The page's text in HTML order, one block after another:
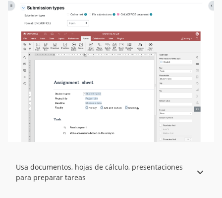
Usa documentos, hojas de cálculo, presentaciones
para preparar tareas